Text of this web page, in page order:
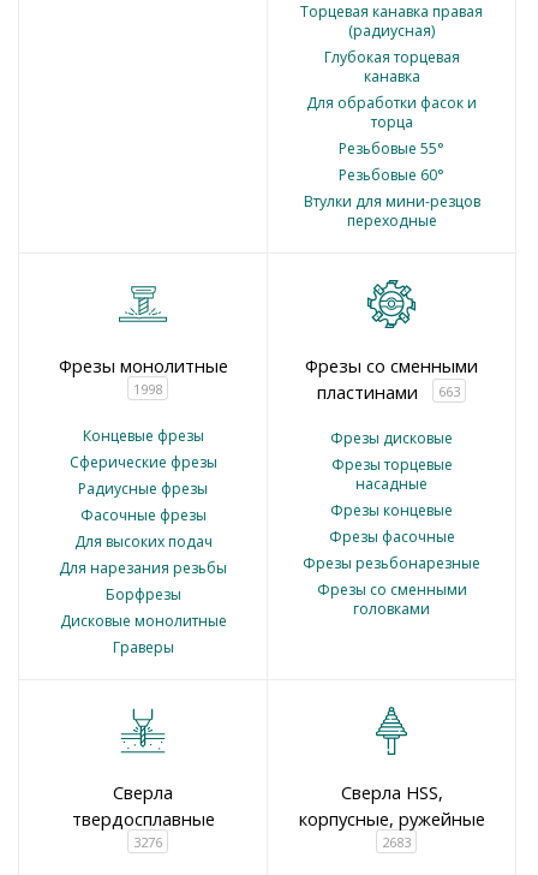
Торцевая канавка правая
(радиусная)
Глубокая торцевая
канавка
Для обработки фасок и
торца
Резьбовые 55°
Резьбовые 60°
Втулки для мини-резцов
переходные
Фрезы монолитные
1998
Концевые фрезы
Сферические фрезы
Радиусные фрезы
Фасочные фрезы
Для высоких подач
Для нарезания резьбы
Борфрезы
Дисковые монолитные
Граверы
Фрезы со сменными
пластинами
663
Фрезы дисковые
Фрезы торцевые
насадные
Фрезы концевые
Фрезы фасочные
Фрезы резьбонарезные
Фрезы со сменными
головками
Сверла
твердосплавные
3276
Сверла HSS,
корпусные, ружейные
2683